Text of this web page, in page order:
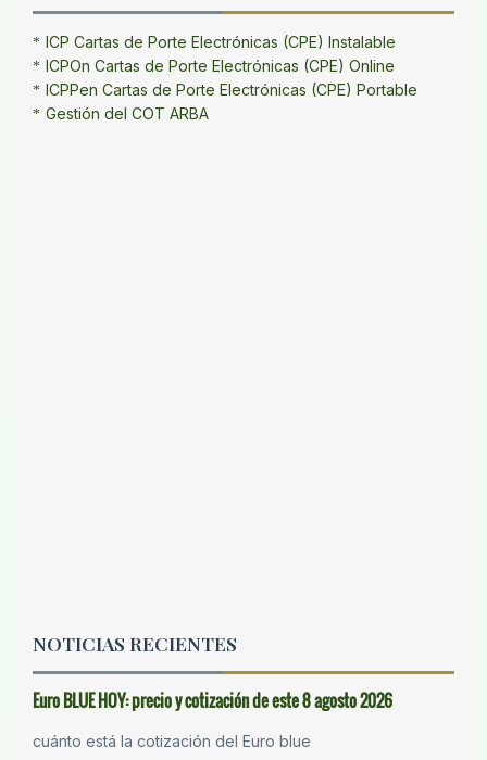
ICP Cartas de Porte Electrónicas (CPE) Instalable
ICPOn Cartas de Porte Electrónicas (CPE) Online
ICPPen Cartas de Porte Electrónicas (CPE) Portable
Gestión del COT ARBA
NOTICIAS RECIENTES
Euro BLUE HOY: precio y cotización de este 8 agosto 2026
cuánto está la cotización del Euro blue